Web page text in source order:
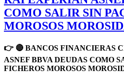
COMO SALIR SIN
MOROSOS
👉 🔴 BANCOS FINANCIERAS
ASNEF BBVA DEUDAS COMO
FICHEROS MOROSOS